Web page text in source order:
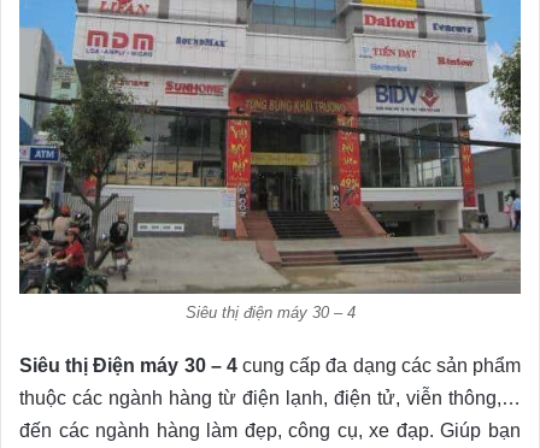
Siêu thị điện máy 30 – 4
Siêu thị Điện máy 30 – 4cung cấp đa dạng các sản phẩm
thuộc các ngành hàng từ điện lạnh, điện tử, viễn thông,…
đến các ngành hàng làm đẹp, công cụ, xe đạp. Giúp bạn